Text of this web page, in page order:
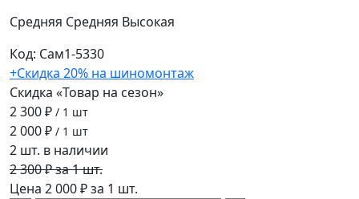
Средняя Средняя Высокая
Код: Сам1-5330
+Скидка 20% на шиномонтаж
Скидка «Товар на сезон»
2 300 ₽ / 1 шт
2 000 ₽ / 1 шт
2 шт. в наличии
2 300 ₽ за 1 шт.
Цена 2 000 ₽ за 1 шт.